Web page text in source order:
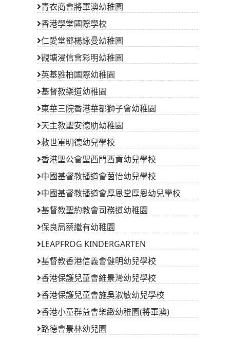
青衣商會將軍澳幼稚園
香港學堂國際學校
仁愛堂鄧楊詠曼幼稚園
觀塘浸信會彩明幼稚園
英基雅柏國際幼稚園
基督教樂道幼稚園
東華三院香港華都獅子會幼稚園
天主教聖安德肋幼稚園
救世軍明德幼兒學校
香港聖公會聖西門西貢幼兒學校
中國基督教播道會茵怡幼兒學校
中國基督教播道會厚恩堂厚恩幼兒學校
基督教聖約教會司務道幼稚園
保良局蔡繼有幼稚園
LEAPFROG KINDERGARTEN
基督教香港信義會健明幼兒學校
香港保護兒童會維景灣幼兒學校
香港保護兒童會施吳淑敏幼兒學校
香港小童群益會樂緻幼稚園(將軍澳)
路德會景林幼兒園